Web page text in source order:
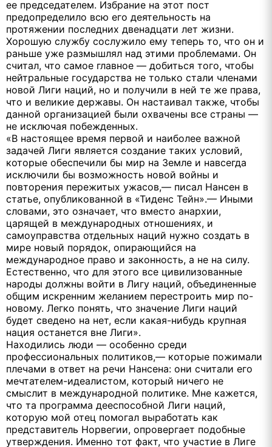
ее председателем. Избрание на этот пост
предопределило всю его деятельность на
протяжении последних двенадцати лет жизни.
Хорошую службу сослужило ему теперь то, что он и
раньше уже размышлял над этими проблемами. Он
считал, что самое главное — добиться того, чтобы
нейтральные государства не только стали членами
новой Лиги наций, но и получили в ней те же права,
что и великие державы. Он настаивал также, чтобы
данной организацией были охвачены все страны —
не исключая побежденных.
«В настоящее время первой и наиболее важной
задачей Лиги является создание таких условий,
которые обеспечили бы мир на Земле и навсегда
исключили бы возможность новой войны и
повторения пережитых ужасов,— писал Нансен в
статье, опубликованной в «Тиденс Тейн».— Иными
словами, это означает, что вместо анархии,
царящей в международных отношениях, и
самоуправства отдельных наций нужно создать в
мире новый порядок, опирающийся на
международное право и законность, а не на силу.
Естественно, что для этого все цивилизованные
народы должны войти в Лигу наций, объединенные
общим искренним желанием перестроить мир по-
новому. Легко понять, что значение Лиги наций
будет сведено на нет, если какая-нибудь крупная
нация останется вне Лиги».
Находились люди — особенно среди
профессиональных политиков,— которые пожимали
плечами в ответ на речи Нансена: они считали его
мечтателем-идеалистом, который ничего не
смыслит в международной политике. Мне кажется,
что та программа дееспособной Лиги наций,
которую мой отец помогал выработать как
представитель Норвегии, опровергает подобные
утверждения. Именно тот факт, что участие в Лиге